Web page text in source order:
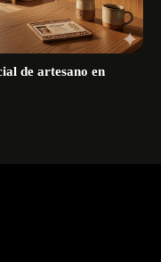
de artesano en